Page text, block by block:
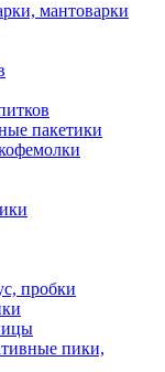
мантоварки
пакетики
пробки
пики,